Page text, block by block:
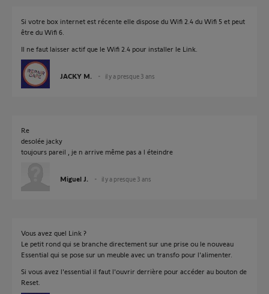
Si votre box internet est récente elle dispose du Wifi 2.4 du Wifi 5 et peut
être du Wifi 6.
Il ne faut laisser actif que le Wifi 2.4 pour installer le Link.
JACKY M. il y a presque 3 ans
Re
desolée jacky
toujours pareil , je n arrive même pas a l éteindre
Miguel J. il y a presque 3 ans
Vous avez quel Link ?
Le petit rond qui se branche directement sur une prise ou le nouveau
Essential qui se pose sur un meuble avec un transfo pour l'alimenter.
Si vous avez l'essential il faut l'ouvrir derrière pour accéder au bouton de
Reset.